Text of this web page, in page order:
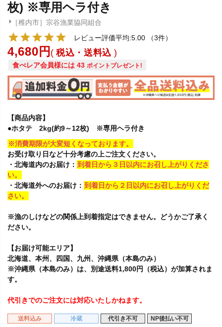
枚) ※専用ヘラ付き
［稚内市］宗谷漁業協同組合
レビュー評価平均:5.00
（3件）
4,680 税込・送料込
食べレア会員様には 43 ポイントプレゼント!
【商品内容】
●ホタテ 2kg(約9～12枚) ※専用ヘラ付き
※消費期限が大変短くなっております。
お受け取り日など十分考慮の上ご注文ください。
・北海道内のお届け： 到着日から３日以内にお召し上がりくださ
い。
・北海道外へのお届け： 到着日から２日以内にお召し上がりくだ
さい。
※漁のしけなどの関係上到着指定はできません。どうかご了承く
ださい。
【お届け可能エリア】
北海道、本州、四国、九州、沖縄県（本島のみ）
※沖縄県（本島のみ）は、別途送料1,800円（税込）が加算されま
す。
代引きでのご注文には対応いたしかねます。
送料込み 冷蔵 代引き不可 NP後払い不可